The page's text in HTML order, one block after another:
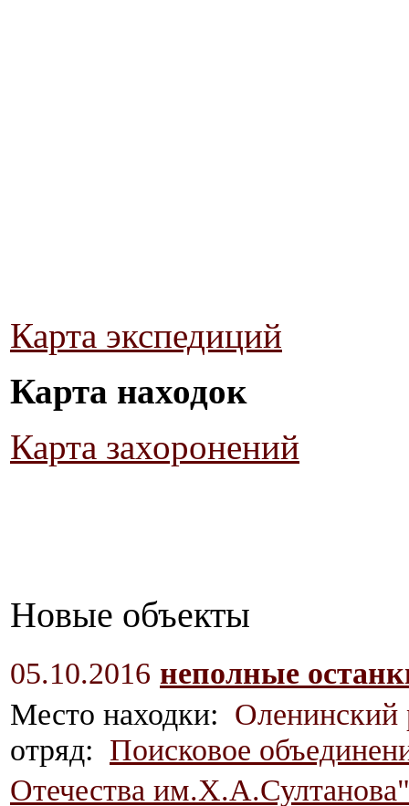
Карта экспедиций
Карта находок
Карта захоронений
Новые объекты
05.10.2016 неполные
Место находки: Оленинский
отряд: Поисковое
Отечества им.Х.А.Султанова"